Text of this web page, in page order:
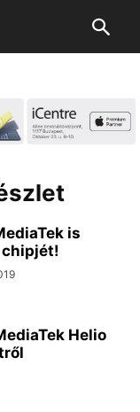
is
chipjét!
Helio